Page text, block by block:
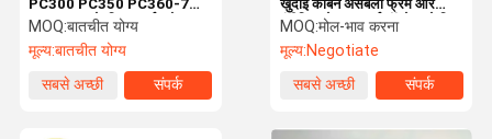
खुदाई केबिन असेंबली फ्रेम और
इंटीरियर के साथ पूर्ण ऑपरेटर केबिन
प्रतिस्थापन
MOQ:मोल-भाव करना
मूल्य:Negotiate
सबसे अच्छी
संपर्क
PC300 PC350 PC360-7
PC360-8 के लिए स्टार्टर मोटर
MOQ:बातचीत योग्य
मूल्य:बातचीत योग्य
सबसे अच्छी
संपर्क